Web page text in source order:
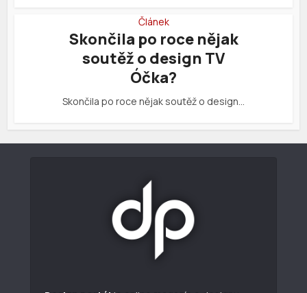
Článek
Skončila po roce nějak
soutěž o design TV
Óčka?
Skončila po roce nějak soutěž o design…